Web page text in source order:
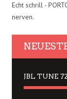
Echt schrill -
nerven.